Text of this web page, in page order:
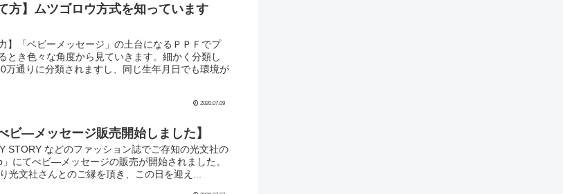
方】ムツゴロウ方式を知っています
】「ベビーメッセージ」の土台になるＰＰＦでプ
とき色々な角度から見ていきます。細かく分類し
万通りに分類されますし、同じ生年月日でも環境が
2020.07.09
ビ―メッセージ販売開始しました】
STORY などのファッション誌でご存知の光文社の
にてべビ―メッセージの販売が開始されました。
光文社さんとのご縁を頂き、この日を迎え...